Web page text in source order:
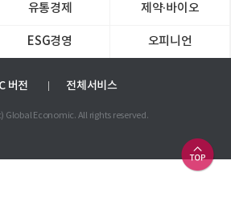
유통경제 제약∙바이오
ESG경영 오피니언
버전 전체서비스
Global Economic. All rights reserved.